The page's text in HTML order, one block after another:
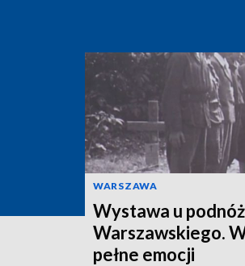
WARSZAWA
Wystawa u
Warszawskiego.
pełne emocji